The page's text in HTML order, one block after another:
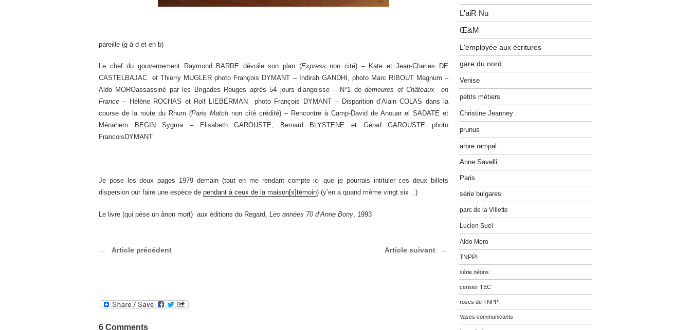
pareille (g à d et en b)
Le chef du gouvernement Raymond BARRE dévoile son plan (Express non cité) – Kate et Jean-Charles DE
CASTELBAJAC et Thierry MUGLER photo François DYMANT – Indirah GANDHI, photo Marc RIBOUT Magnum –
Aldo MOROassassiné par les Brigades Rouges après 54 jours d’angoisse – N°1 dedemeures et Châteaux en
France– Hélène ROCHAS et Rolf LIEBERMAN photo François DYMANT – Disparition d’Alain COLAS dans la
course de la route du Rhum (Paris Match non cité crédité) – Rencontre à Camp-David de Anouar el SADATE et
Ménahem BEGIN Sygma – Elisabeth GAROUSTE, Bernard BLYSTENE et Gérad GAROUSTE photo
FrancoisDYMANT
Je pose les deux pages 1979 demain (tout en me rendant compte ici que je pourrais intituler ces deux billets
dispersion our faire une espèce de pendant à ceux de la maison[s]témoin) (y’en a quand même vingt six…)
Le livre (qui pèse un ânon mort) aux éditions du Regard, Les années 70 d’Anne Bony , 1993
Article précédent Article suivant
6 Comments
L'aiR Nu
Œ&M
L'employée aux écritures
gare du nord
Venise
petits métiers
Christine Jeanney
prunus
arbre rampal
Anne Savelli
Paris
série bulgares
parc de la Villette
Lucien Suel
Aldo Moro
TNPPI
série néons
cerisier TEC
roses de TNPPI
Vases communicants